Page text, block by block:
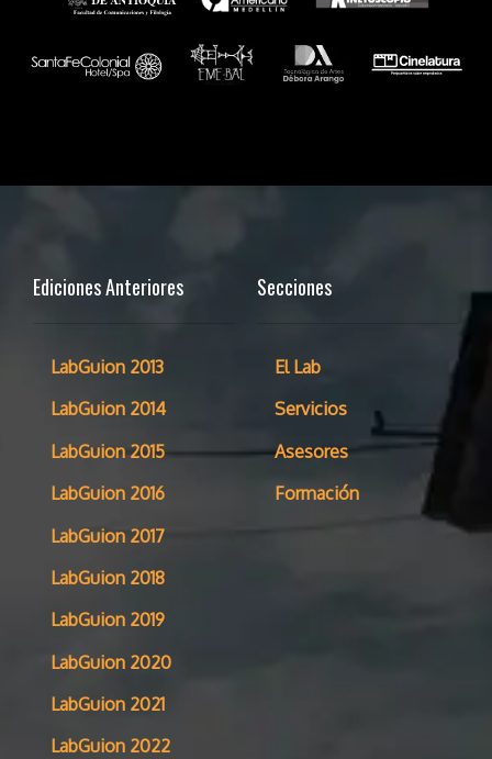
Ediciones Anteriores
LabGuion 2013
LabGuion 2014
LabGuion 2015
LabGuion 2016
LabGuion 2017
LabGuion 2018
LabGuion 2019
LabGuion 2020
LabGuion 2021
LabGuion 2022
Secciones
El Lab
Servicios
Asesores
Formación